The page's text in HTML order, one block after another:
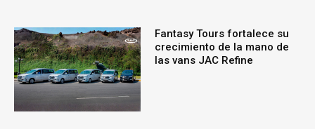
Fantasy Tours fortalece su
crecimiento de la mano de
las vans JAC Refine